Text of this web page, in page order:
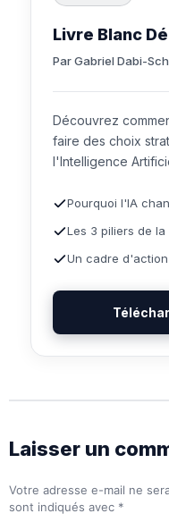
Livre Blanc
Par Gabriel Dabi-
Découvrez
faire des choix
l'Intelligence
Pourquoi l'IA
Les 3 piliers de
Un cadre
Laisser un
Votre adresse e-mail ne
sont indiqués avec *